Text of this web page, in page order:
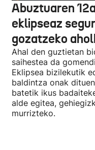
Abuztuaren
eklipseaz
gozatzeko
Ahal den guztietan
saihestea da
Eklipsea bizilekutik
baldintza onak
batetik ikus
alde egitea,
murrizteko.